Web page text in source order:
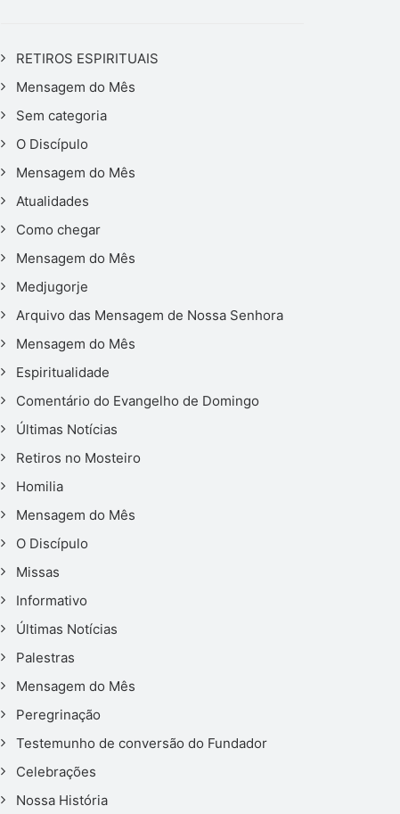
RETIROS ESPIRITUAIS
Mensagem do Mês
Sem categoria
O Discípulo
Mensagem do Mês
Atualidades
Como chegar
Mensagem do Mês
Medjugorje
Arquivo das Mensagem de Nossa Senhora
Mensagem do Mês
Espiritualidade
Comentário do Evangelho de Domingo
Últimas Notícias
Retiros no Mosteiro
Homilia
Mensagem do Mês
O Discípulo
Missas
Informativo
Últimas Notícias
Palestras
Mensagem do Mês
Peregrinação
Testemunho de conversão do Fundador
Celebrações
Nossa História